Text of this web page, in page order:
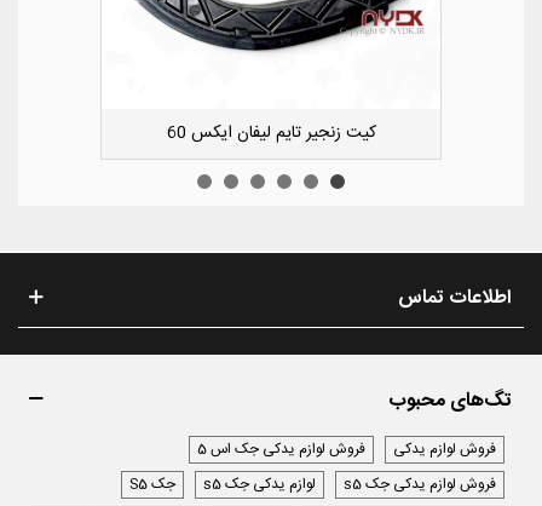
کشویی کوچک سپر عقب راست لیفان ایکس 50
اطلاعات تماس
تگ‌های محبوب
فروش لوازم یدکی
فروش لوازم یدکی جک اس 5
فروش لوازم یدکی جک s5
لوازم یدکی جک s5
جک S5